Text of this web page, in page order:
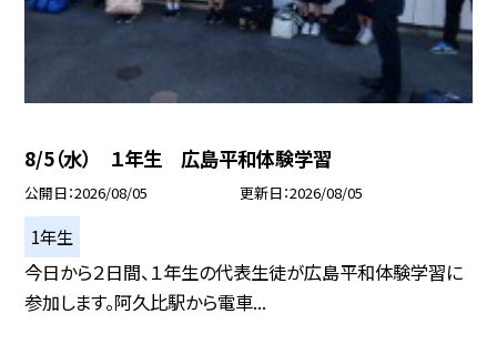
8/5（水） １年生 広島平和体験学習
公開日 2026/08/05 更新日 2026/08/05
1年生
今日から２日間、１年生の代表生徒が広島平和体験学習に
参加します。阿久比駅から電車...